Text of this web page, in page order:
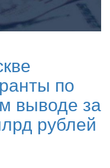
по
выводе за
рублей